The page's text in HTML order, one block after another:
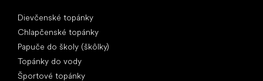
Dievčenské topánky
Chlapčenské topánky
Papuče do školy (škôlky)
Topánky do vody
Športové topánky